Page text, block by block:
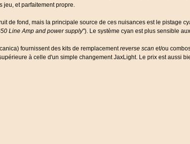
jeu, et parfaitement propre.
de fond, mais la principale source de ces nuisances est le pistage
Line Amp and power supply"). Le système cyan est plus sensible
fournissent des kits de remplacementreverse scan et/ou
à celle d'un simple changement JaxLight. Le prix est aussi